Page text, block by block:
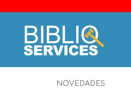
NOVEDADES